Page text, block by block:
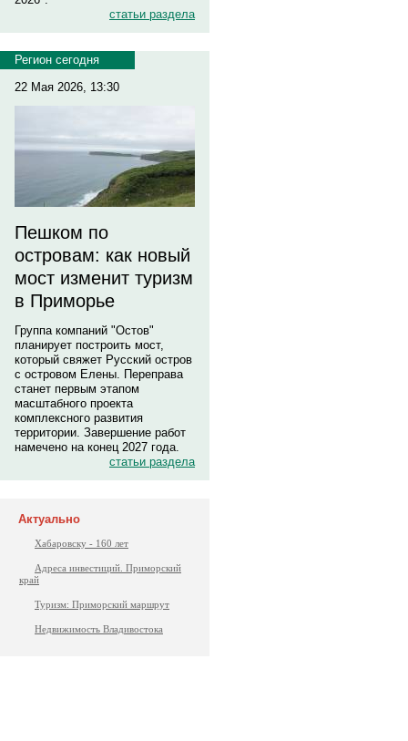
статьи раздела
Регион сегодня
22 Мая 2026, 13:30
Пешком по
островам: как новый
мост изменит туризм
в Приморье
Группа компаний "Остов"
планирует построить мост,
который свяжет Русский остров
с островом Елены. Переправа
станет первым этапом
масштабного проекта
комплексного развития
территории. Завершение работ
намечено на конец 2027 года.
статьи раздела
Актуально
Хабаровску - 160 лет
Адреса инвестиций. Приморский
край
Туризм: Приморский маршрут
Недвижимость Владивостока